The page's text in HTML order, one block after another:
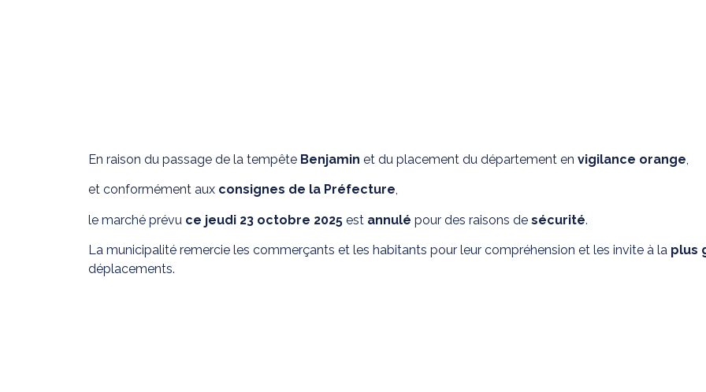
En raison du passage de la tempête Benjamin et du placement du département en vigilance orange
et conformément aux consignes de la Préfecture,
le marché prévu ce jeudi 23 octobre 2025 est annulé pour des raisons de sécurité.
La municipalité remercie les commerçants et les habitants pour leur compréhension et les invite à la plus
déplacements.